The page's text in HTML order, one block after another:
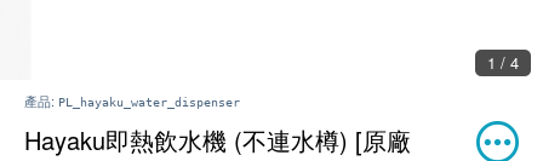
2 / 4
產品: PL_hayaku_water_dispenser
Hayaku即熱飲水機 (不連水樽) [原廠